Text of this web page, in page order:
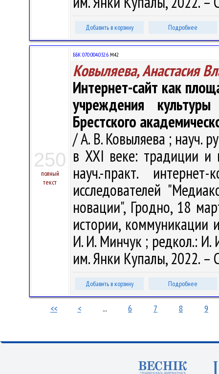
Добавить в корзину Подробнее
250
полный
текст
ББК 070:004.032.6 М42
Ковыляева, Анастасия
Интернет-сайт как
учреждения
Брестского
/ А. В. Ковыляева ; науч.
в XXI веке: традиции и
науч.-практ.
исследователей
новации", Гродно, 18
истории, коммуникации
И. И. Минчук ; редкол.: И.
им. Янки Купалы, 2022. –
Добавить в корзину Подробнее
<< < ... 6 7 8 9